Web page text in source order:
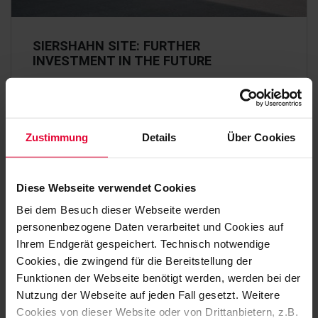
Zustimmung Details Über Cookies
Diese Webseite verwendet Cookies
Bei dem Besuch dieser Webseite werden
personenbezogene Daten verarbeitet und Cookies auf
Ihrem Endgerät gespeichert. Technisch notwendige
Cookies, die zwingend für die Bereitstellung der
Funktionen der Webseite benötigt werden, werden bei der
Nutzung der Webseite auf jeden Fall gesetzt. Weitere
Cookies von dieser Website oder von Drittanbietern, z.B.
SIERSHAHN SITE: FURTHER
INVESTMENT IN THE FUTURE
With an investment of €3 million in a state-of-the-art
production hall, the medium-sized Steuler Group (Höhr-
Grenzhausen) has set another milestone in…